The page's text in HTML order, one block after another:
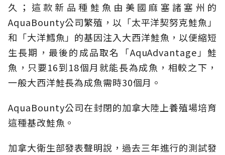
久；這款新品種鮭魚由美國麻塞諸塞州的
AquaBounty公司繁殖，以「太平洋契努克鮭魚」
和「大洋鱈魚」的基因注入大西洋鮭魚，以便縮短
生長期，最後的成品取名「AquAdvantage」鮭
魚，只要16到18個月就能長為成魚，相較之下，
一般大西洋鮭長為成魚需時30個月。
AquaBounty公司在封閉的加拿大陸上養殖場培育
這種基改鮭魚。
加拿大衛生部發表聲明說，過去三年進行的測試發